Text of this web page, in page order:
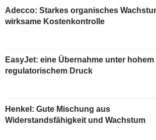
Adecco: Starkes organisches
wirksame Kostenkontrolle
EasyJet: eine Übernahme unter hohem
regulatorischem Druck
Henkel: Gute Mischung aus
Widerstandsfähigkeit und Wachstum